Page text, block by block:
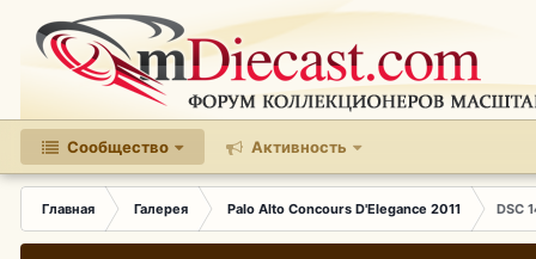
Сообщество Активность
Главная Галерея Palo Alto Concours D'Elegance 2011 DSC